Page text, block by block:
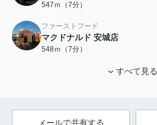
547ｍ（7分）
ファーストフード
マクドナルド 安城店
548ｍ（7分）
すべて見る
メールで共有する